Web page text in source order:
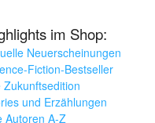
im Shop:
Neuerscheinungen
Fiction-Bestseller
Zukunftsedition
und Erzählungen
Autoren A-Z